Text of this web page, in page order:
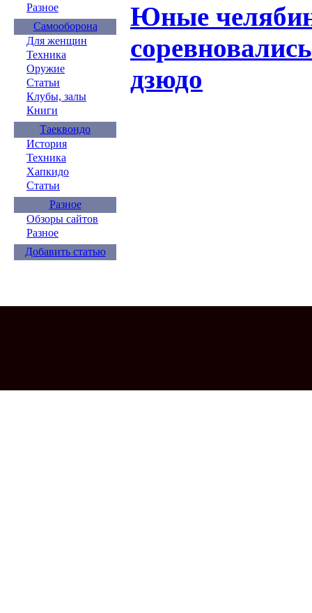
Разное
Самооборона
Для женщин
Техника
Оружие
Статьи
Клубы, залы
Книги
Таеквондо
История
Техника
Хапкидо
Статьи
Разное
Обзоры сайтов
Разное
Добавить статью
Юные
дзюдо